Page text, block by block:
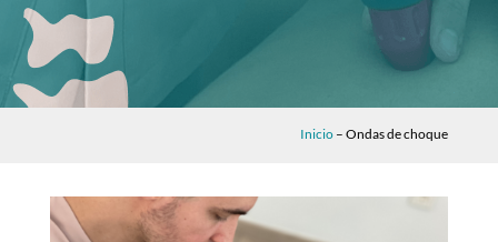
Inicio –Ondas de choque